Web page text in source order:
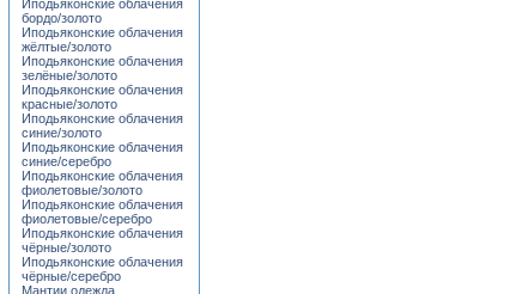
Иподьяконские облачения
бордо/золото
Иподьяконские облачения
жёлтые/золото
Иподьяконские облачения
зелёные/золото
Иподьяконские облачения
красные/золото
Иподьяконские облачения
синие/золото
Иподьяконские облачения
синие/серебро
Иподьяконские облачения
фиолетовые/золото
Иподьяконские облачения
фиолетовые/серебро
Иподьяконские облачения
чёрные/золото
Иподьяконские облачения
чёрные/серебро
Мантии одежда